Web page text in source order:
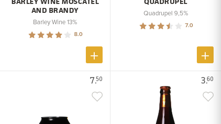
AND BRANDY
Barley Wine 13%
8.0
Quadrupel 9,5%
7.0
7.50 3.60